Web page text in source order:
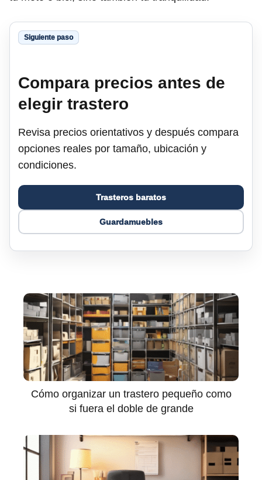
Siguiente paso
Compara precios antes de
elegir trastero
Revisa precios orientativos y después compara
opciones reales por tamaño, ubicación y
condiciones.
Trasteros baratos
Guardamuebles
Cómo organizar un trastero pequeño como
si fuera el doble de grande